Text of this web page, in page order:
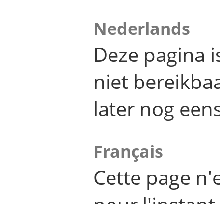
Nederlands
Deze pagina
niet
later nog
Français
Cette page